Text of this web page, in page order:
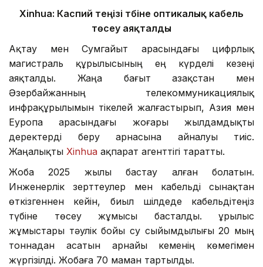
Xinhua: Каспий теңізі түбіне оптикалық кабель
төсеу аяқталды
Ақтау мен Сумгайыт арасындағы цифрлық
магистраль құрылысының ең күрделі кезеңі
аяқталды. Жаңа бағыт Қазақстан мен
Әзербайжанның телекоммуникациялық
инфрақұрылымын тікелей жалғастырып, Азия мен
Еуропа арасындағы жоғары жылдамдықты
деректерді беру арнасына айналуы тиіс.
Жаңалықты Xinhua ақпарат агенттігі таратты.
Жоба 2025 жылы бастау алған болатын.
Инженерлік зерттеулер мен кабельді сынақтан
өткізгеннен кейін, биыл шілдеде кабельдітеңіз
түбіне төсеу жұмысы басталды. Құрылыс
жұмыстары тәулік бойы су сыйымдылығы 20 мың
тоннадан асатын арнайы кеменің көмегімен
жүргізілді. Жобаға 70 маман тартылды.